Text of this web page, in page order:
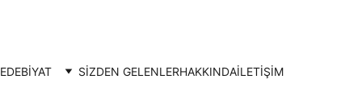
EDEBİYAT SİZDEN GELENLERHAKKINDAİLETIŞIM